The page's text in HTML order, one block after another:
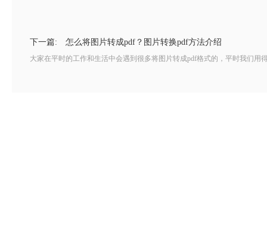
下一篇: 怎么将图片转成pdf？图片转换pdf方法介绍
大家在平时的工作和生活中会遇到很多将图片转成pdf格式的，平时我们